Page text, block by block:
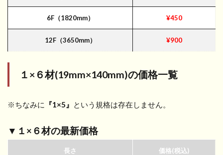
6F（1820mm） ¥450
12F（3650mm） ¥900
１×６材(19mm×140mm)の価格一覧
※ちなみに 『1×5』 という規格は存在しません。
▼１×６材の最新価格
長さ 価格(税込)